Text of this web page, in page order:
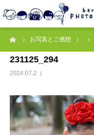
お写真とご感想
231125_294
2024.07.2
撮影プラン
私たちについて
オプション
● お写真とご感想